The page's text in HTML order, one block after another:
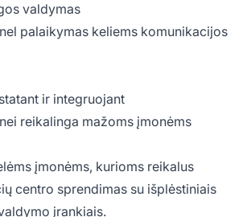
valdymas
palaikymas keliems komunikacijos
ir integruojant
reikalinga mažoms įmonėms
įmonėms, kurioms reikalus
centro sprendimas su išplėstiniais
įrankiais.